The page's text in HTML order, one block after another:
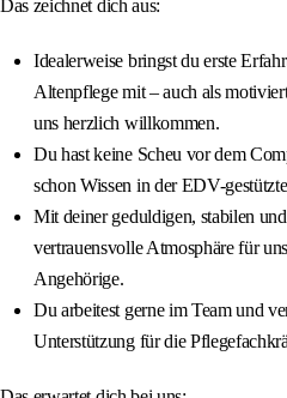
Das zeichnet dich aus:
Idealerweise bringst du erste
Altenpflege mit – auch als
uns herzlich willkommen.
Du hast keine Scheu vor dem
schon Wissen in der EDV-
Mit deiner geduldigen, stabilen
vertrauensvolle Atmosphäre für
Angehörige.
Du arbeitest gerne im Team und
Unterstützung für die